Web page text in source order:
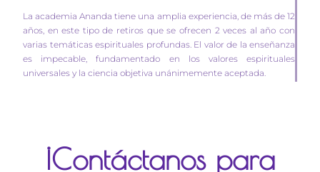
La academia Ananda tiene una amplia experiencia, de más de 12
años, en este tipo de retiros que se ofrecen 2 veces al año con
varias temáticas espirituales profundas. El valor de la enseñanza
es impecable, fundamentado en los valores espirituales
universales y la ciencia objetiva unánimemente aceptada.
¡Contáctanos para